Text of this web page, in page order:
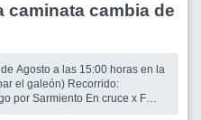
horas en la
Recorrido:
por Sarmiento En cruce x F